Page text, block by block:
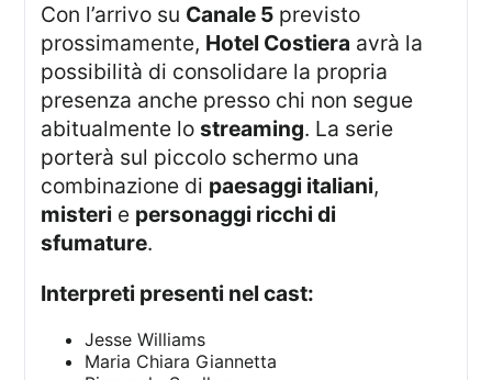
Con l’arrivo su Canale 5 previsto
prossimamente, Hotel Costiera avrà la
possibilità di consolidare la propria
presenza anche presso chi non segue
abitualmente lostreaming. La serie
porterà sul piccolo schermo una
combinazione di paesaggi italiani,
misteri e personaggi ricchi di
sfumature.
Interpreti presenti nel cast:
Jesse Williams
Maria Chiara Giannetta